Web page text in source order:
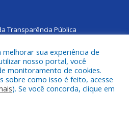
Transparência Pública
a Câmara Municipal de Cachoeira
do Piriá.
Administrativa
sua experiência de
nosso portal, você
monitoramento de cookies.
sobre como isso é feito, acesse
). Se você concorda, clique em